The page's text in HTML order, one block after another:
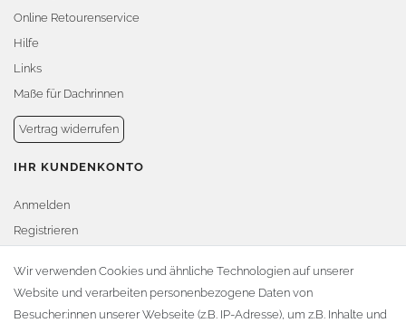
Online Retourenservice
Hilfe
Links
Maße für Dachrinnen
Vertrag widerrufen
IHR KUNDENKONTO
Anmelden
Registrieren
Warenkorb
Zur Kasse
Wir verwenden Cookies und ähnliche Technologien auf unserer
Website und verarbeiten personenbezogene Daten von
Besucher:innen unserer Webseite (z.B. IP-Adresse), um z.B. Inhalte und